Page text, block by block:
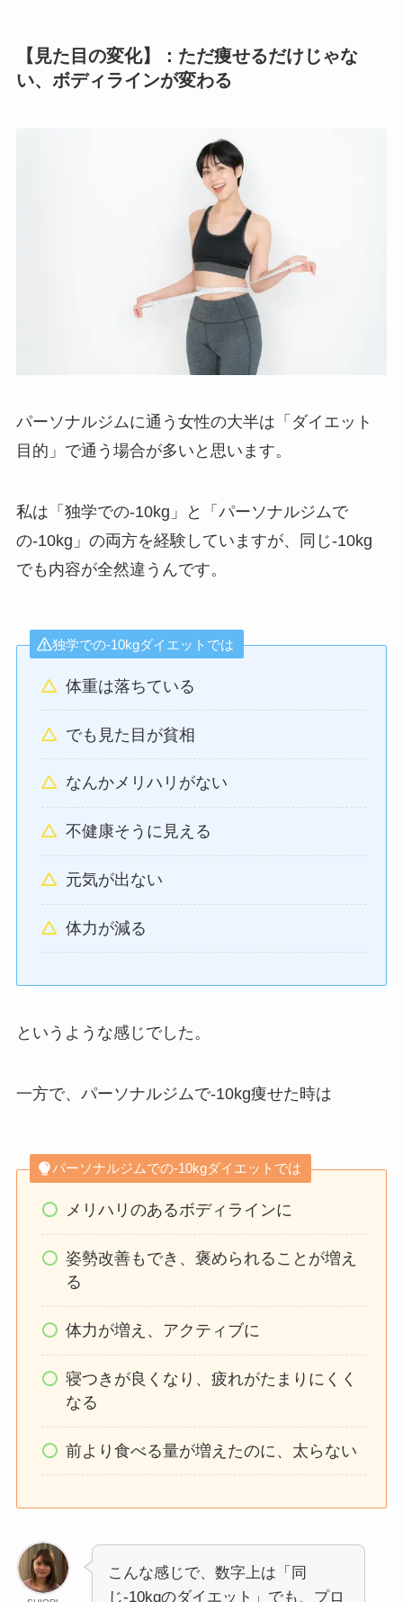
【見た目の変化】：ただ痩せるだけじゃな
い、ボディラインが変わる
パーソナルジムに通う女性の大半は「ダイエット
目的」で通う場合が多いと思います。
私は「独学での-10kg」と「パーソナルジムで
の-10kg」の両方を経験していますが、同じ-10kg
でも内容が全然違うんです。
独学での-10kgダイエットでは
体重は落ちている
でも見た目が貧相
なんかメリハリがない
不健康そうに見える
元気が出ない
体力が減る
というような感じでした。
一方で、パーソナルジムで-10kg痩せた時は
パーソナルジムでの-10kgダイエットでは
メリハリのあるボディラインに
姿勢改善もでき、褒められることが増え
る
体力が増え、アクティブに
寝つきが良くなり、疲れがたまりにくく
なる
前より食べる量が増えたのに、太らない
こんな感じで、数字上は「同
じ-10kgのダイエット」でも、プロ